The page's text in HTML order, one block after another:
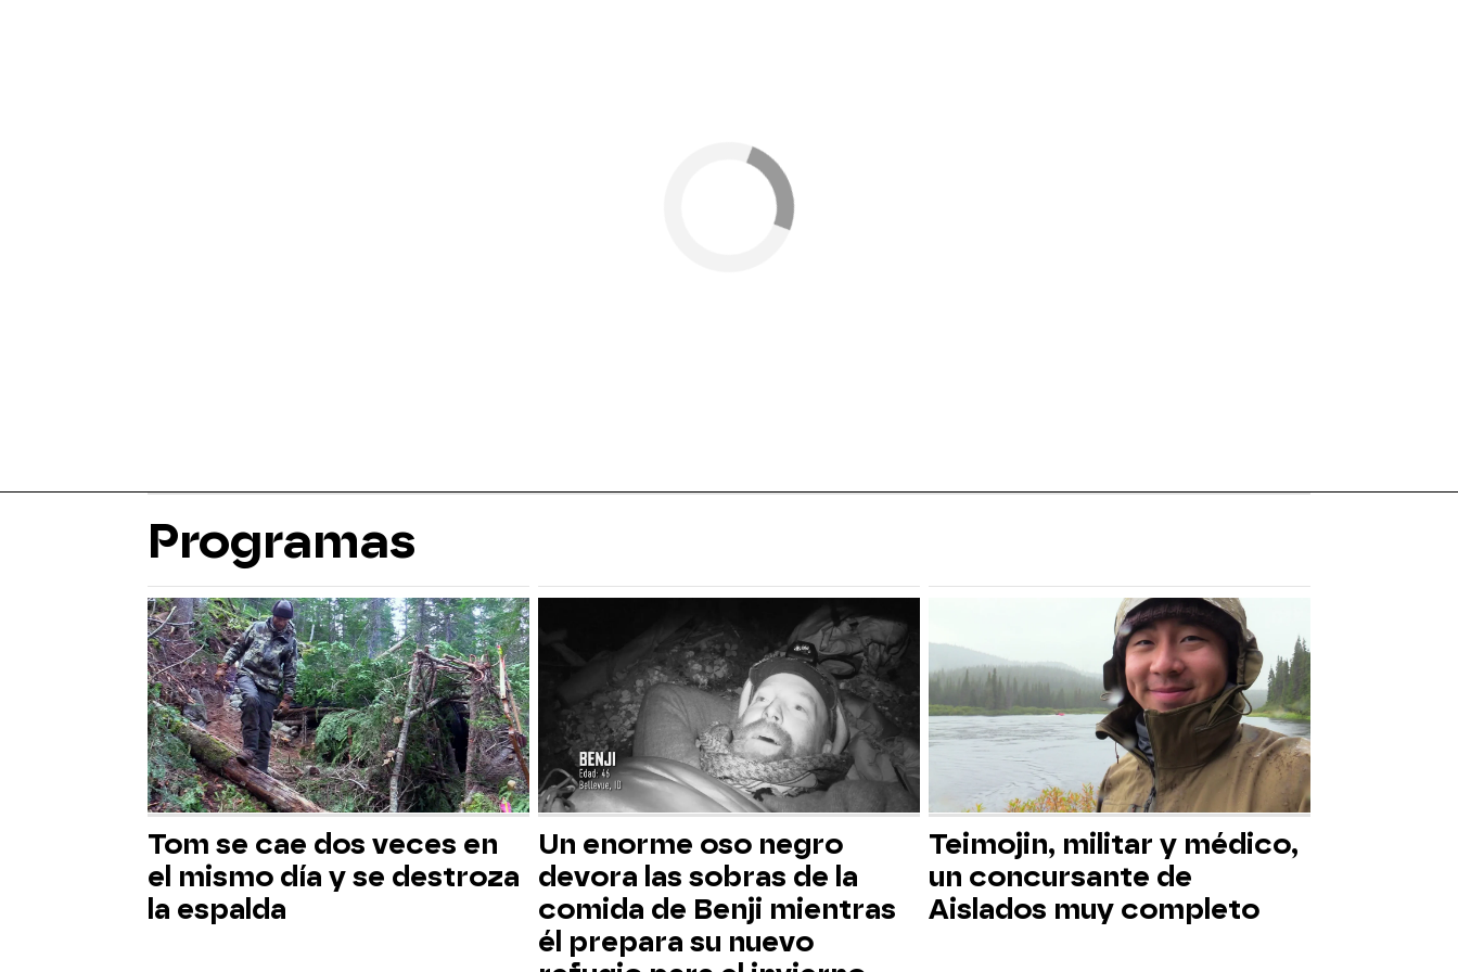
Programas
Tom se cae dos veces en
el mismo día y se destroza
la espalda
Un enorme oso negro
devora las sobras de la
comida de Benji mientras
él prepara su nuevo
Teimojin, militar y médico,
un concursante de
Aislados muy completo